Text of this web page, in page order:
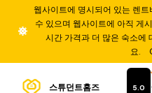
웹사이트에 명시되어 있는 렌
수 있으며 웹사이트에 아직 게
시간 가격과 더 많은 숙소에
요.
스튜던트홈즈